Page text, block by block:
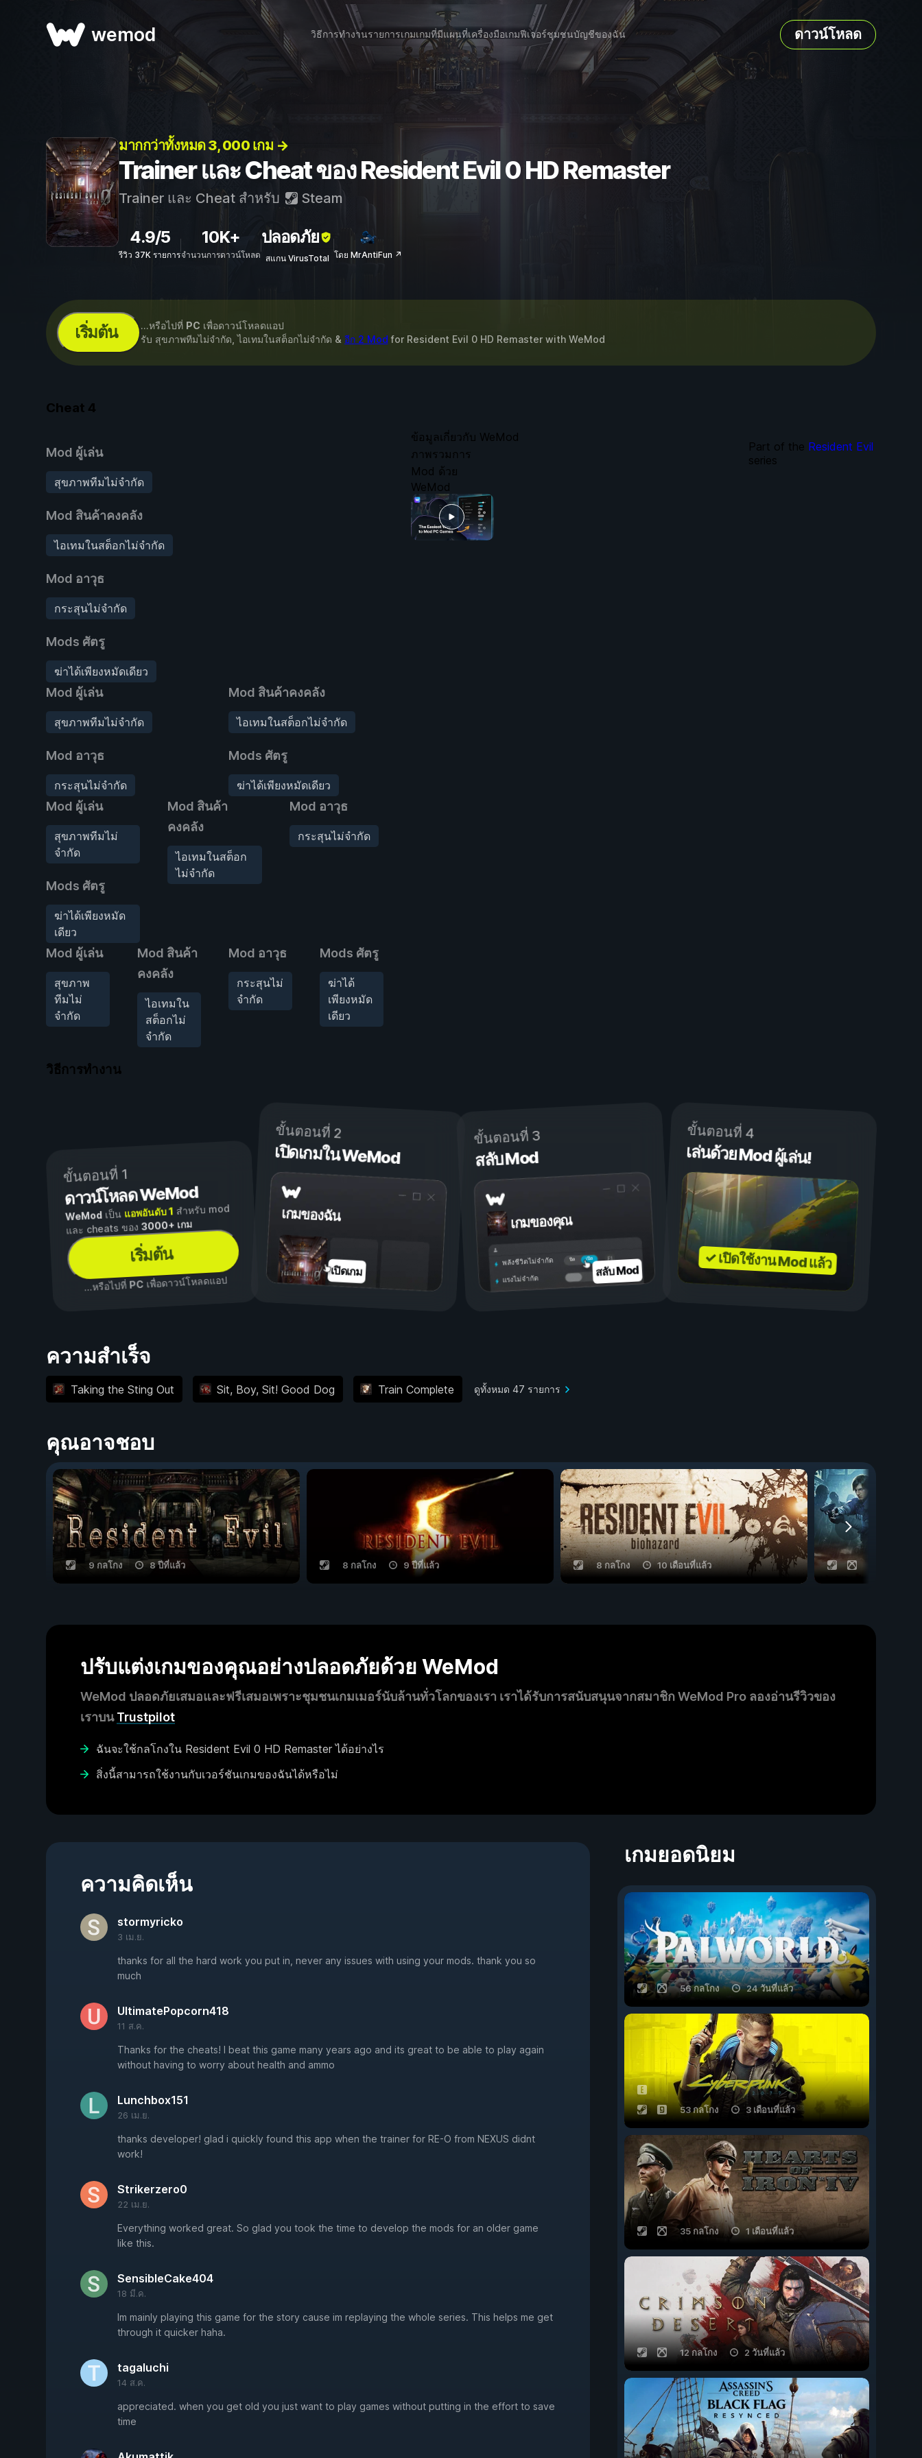
wemod วิธีการทำงานรายการเกมเกมที่มีแผนที่เครื่องมือเกมฟีเจอร์ชุมชนบัญชีของฉัน ดาวน์โหลด
มากกว่าทั้งหมด 3, 000 เกม →
Trainer และ Cheat ของ Resident Evil 0 HD Remaster
Trainer และ Cheat สำหรับ Steam
4.9/5
รีวิว 37K รายการ
10K+
จำนวนการดาวน์โหลด
ปลอดภัย
สแกน VirusTotal โดย MrAntiFun ↗
เริ่มต้น ...หรือไปที่ PC เพื่อดาวน์โหลดแอป
รับ สุขภาพทีมไม่จำกัด, ไอเทมในสต็อกไม่จำกัด & อีก 2 Mod for Resident Evil 0 HD Remasterwith WeMod
Cheat 4
Mod ผู้เล่น
สุขภาพทีมไม่จำกัด
Mod สินค้าคงคลัง
ไอเทมในสต็อกไม่จำกัด
Mod อาวุธ
กระสุนไม่จำกัด
Mods ศัตรู
ฆ่าได้เพียงหมัดเดียว
Mod ผู้เล่น
สุขภาพทีมไม่จำกัด
Mod อาวุธ
กระสุนไม่จำกัด
Mod สินค้าคงคลัง
ไอเทมในสต็อกไม่จำกัด
Mods ศัตรู
ฆ่าได้เพียงหมัดเดียว
Mod ผู้เล่น
สุขภาพทีมไม่
จำกัด
Mods ศัตรู
ฆ่าได้เพียงหมัด
เดียว
Mod สินค้า
คงคลัง
ไอเทมในสต็อก
ไม่จำกัด
Mod อาวุธ
กระสุนไม่จำกัด
Mod ผู้เล่น
สุขภาพ
ทีมไม่
จำกัด
Mod สินค้า
คงคลัง
ไอเทมใน
สต็อกไม่
จำกัด
Mod อาวุธ
กระสุนไม่
จำกัด
Mods ศัตรู
ฆ่าได้
เพียงหมัด
เดียว
ข้อมูลเกี่ยวกับ WeMod
ภาพรวมการ
Mod ด้วย
WeMod
Part of the Resident Evil
series
วิธีการทำงาน
ขั้นตอนที่ 1
ดาวน์โหลด WeMod
WeModเป็น แอพอันดับ 1 สำหรับ mod
และ cheats ของ3000+ เกม
เริ่มต้น
...หรือไปที่ PCเพื่อดาวน์โหลดแอป
ขั้นตอนที่ 2
เปิดเกมใน WeMod
เกมของฉัน
เปิดเกม
ขั้นตอนที่ 3
สลับ Mod
เกมของคุณ
เปิด
ปิด
พลังชีวิตไม่จำกัด
แรงไม่จำกัด สลับ Mod
ขั้นตอนที่ 4
เล่นด้วย Mod ผู้เล่น!
✓ เปิดใช้งาน Mod แล้ว
ความสำเร็จ
Taking the Sting Out Sit, Boy, Sit! Good Dog Train Complete ดูทั้งหมด 47 รายการ
คุณอาจชอบ
9 กลโกง 8 ปีที่แล้ว 8 กลโกง 9 ปีที่แล้ว 8 กลโกง 10 เดือนที่แล้ว
ปรับแต่งเกมของคุณอย่างปลอดภัยด้วย WeMod
WeMod ปลอดภัยเสมอและฟรีเสมอเพราะชุมชนเกมเมอร์นับล้านทั่วโลกของเรา เราได้รับการสนับสนุนจากสมาชิก WeMod Pro ลองอ่านรีวิวของ
เราบนTrustpilot
ฉันจะใช้กลโกงใน Resident Evil 0 HD Remaster ได้อย่างไร
สิ่งนี้สามารถใช้งานกับเวอร์ชันเกมของฉันได้หรือไม่
ความคิดเห็น
stormyricko
3 เม.ย.
thanks for all the hard work you put in, never any issues with using your mods. thank you so
much
UltimatePopcorn418
11 ส.ค.
Thanks for the cheats! I beat this game many years ago and its great to be able to play again
without having to worry about health and ammo
Lunchbox151
26 เม.ย.
thanks developer! glad i quickly found this app when the trainer for RE-O from NEXUS didnt
work!
Strikerzero0
22 เม.ย.
Everything worked great. So glad you took the time to develop the mods for an older game
like this.
SensibleCake404
18 มี.ค.
Im mainly playing this game for the story cause im replaying the whole series. This helps me get
through it quicker haha.
tagaluchi
14 ส.ค.
appreciated. when you get old you just want to play games without putting in the effort to save
time
เกมยอดนิยม
56 กลโกง 24 วันที่แล้ว
53 กลโกง 3 เดือนที่แล้ว
35 กลโกง 1 เดือนที่แล้ว
12 กลโกง 2 วันที่แล้ว